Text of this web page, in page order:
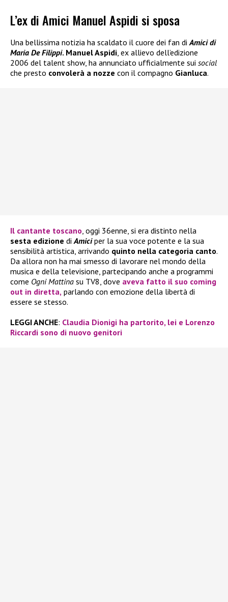
L’ex di Amici Manuel Aspidi si sposa
Una bellissima notizia ha scaldato il cuore dei fan diAmici di
Maria De Filippi. Manuel Aspidi, ex allievo dell’edizione
2006 del talent show, ha annunciato ufficialmente sui social
che presto convolerà a nozze con il compagno Gianluca.
Il cantante toscano, oggi 36enne, si era distinto nella
sesta edizione diAmiciper la sua voce potente e la sua
sensibilità artistica, arrivando quinto nella categoria canto.
Da allora non ha mai smesso di lavorare nel mondo della
musica e della televisione, partecipando anche a programmi
come Ogni Mattina su TV8, dove aveva fatto il suo coming
out in diretta, parlando con emozione della libertà di
essere se stesso.
LEGGI ANCHE: Claudia Dionigi ha partorito, lei e Lorenzo
Riccardi sono di nuovo genitori